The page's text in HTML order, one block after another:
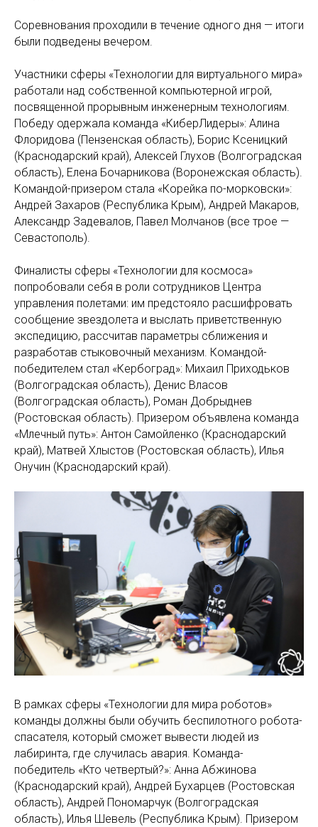
Соревнования проходили в течение одного дня — итоги
были подведены вечером.
Участники сферы «Технологии для виртуального мира»
работали над собственной компьютерной игрой,
посвященной прорывным инженерным технологиям.
Победу одержала команда «КиберЛидеры»: Алина
Флоридова (Пензенская область), Борис Ксеницкий
(Краснодарский край), Алексей Глухов (Волгоградская
область), Елена Бочарникова (Воронежская область).
Командой-призером стала «Корейка по-морковски»:
Андрей Захаров (Республика Крым), Андрей Макаров,
Александр Задевалов, Павел Молчанов (все трое —
Севастополь).
Финалисты сферы «Технологии для космоса»
попробовали себя в роли сотрудников Центра
управления полетами: им предстояло расшифровать
сообщение звездолета и выслать приветственную
экспедицию, рассчитав параметры сближения и
разработав стыковочный механизм. Командой-
победителем стал «Кербоград»: Михаил Приходьков
(Волгоградская область), Денис Власов
(Волгоградская область), Роман Добрыднев
(Ростовская область). Призером объявлена команда
«Млечный путь»: Антон Самойленко (Краснодарский
край), Матвей Хлыстов (Ростовская область), Илья
Онучин (Краснодарский край).
В рамках сферы «Технологии для мира роботов»
команды должны были обучить беспилотного робота-
спасателя, который сможет вывести людей из
лабиринта, где случилась авария. Команда-
победитель «Кто четвертый?»: Анна Абжинова
(Краснодарский край), Андрей Бухарцев (Ростовская
область), Андрей Пономарчук (Волгоградская
область), Илья Шевель (Республика Крым). Призером